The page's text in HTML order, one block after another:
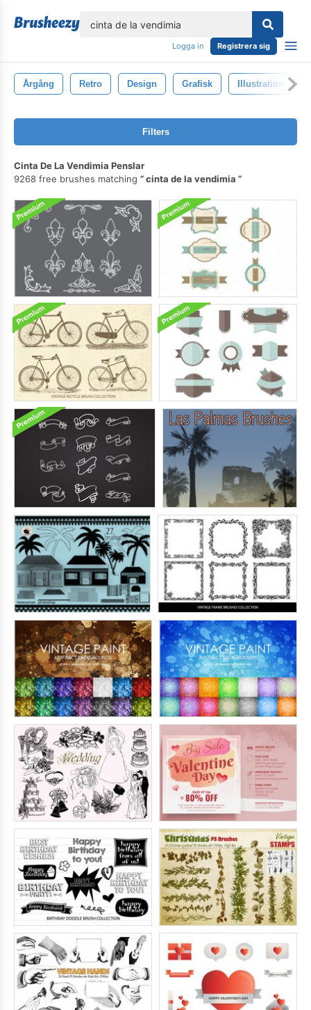
Logga in Registrera sig
Årgång Retro Design Grafisk Illustration
Filters
Cinta De La Vendimia Penslar
9268 free brushes matching
cinta de la vendimia